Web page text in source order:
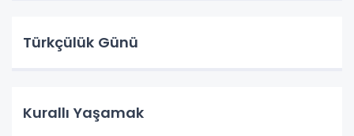
Türkçülük Günü
Kurallı Yaşamak